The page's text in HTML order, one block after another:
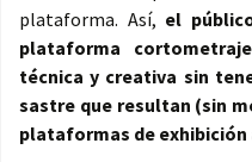
plataforma. Así, el
plataforma
técnica y creativa sin
sastre que resultan (sin
plataformas de